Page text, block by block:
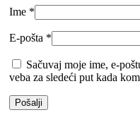
Ime *
E-pošta *
Sačuvaj moje ime, e-
veba za sledeći put kada